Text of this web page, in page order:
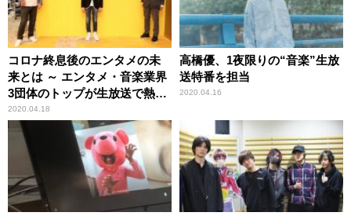
コロナ終息後のエンタメの未
来とは ～ エンタメ・音楽業界
3団体のトップが生放送で熱く
語った3時間
2020.04.18
高橋優、1夜限りの“音楽”生放
送特番を担当
2020.04.16